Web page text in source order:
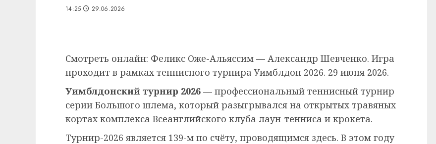
14:25 29.06.2026
Смотреть онлайн: Феликс Оже-Альяссим — Александр Шевченко. Игра
проходит в рамках теннисного турнира Уимблдон 2026. 29 июня 2026.
Уимблдонский турнир 2026 — профессиональный теннисный турнир
серии Большого шлема, который разыгрывался на открытых травяных
кортах комплекса Всеанглийского клуба лаун-тенниса и крокета.
Турнир-2026 является 139-м по счёту, проводящимся здесь. В этом году